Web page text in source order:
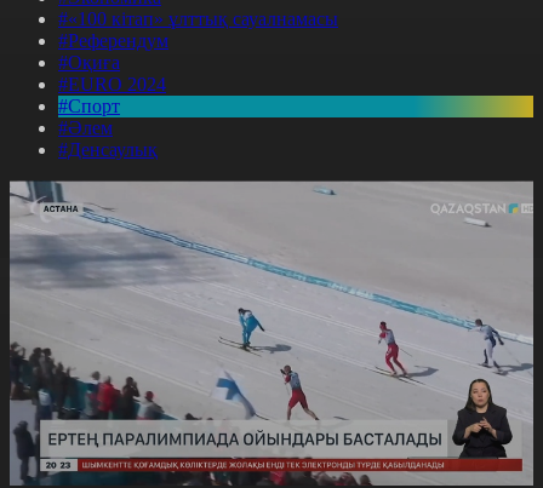
#«100 кітап» ұлттық сауалнамасы
#Референдум
#Оқиға
#EURO 2024
#Спорт
#Әлем
#Денсаулық